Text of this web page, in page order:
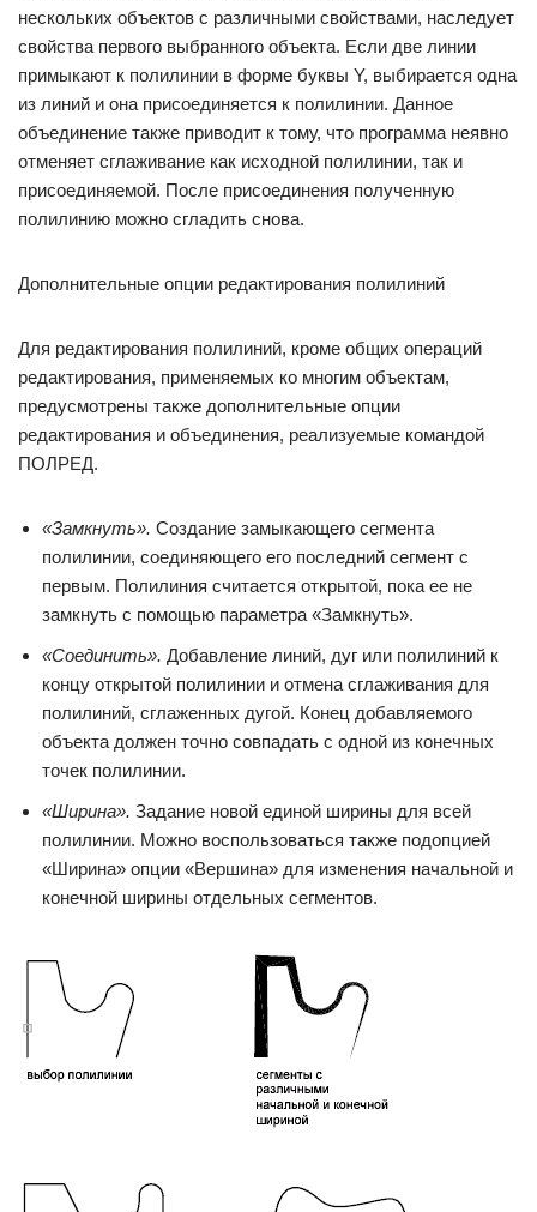
нескольких объектов с различными свойствами, наследует
свойства первого выбранного объекта. Если две линии
примыкают к полилинии в форме буквы Y, выбирается одна
из линий и она присоединяется к полилинии. Данное
объединение также приводит к тому, что программа неявно
отменяет сглаживание как исходной полилинии, так и
присоединяемой. После присоединения полученную
полилинию можно сгладить снова.
Дополнительные опции редактирования полилиний
Для редактирования полилиний, кроме общих операций
редактирования, применяемых ко многим объектам,
предусмотрены также дополнительные опции
редактирования и объединения, реализуемые командой
ПОЛРЕД.
«Замкнуть». Создание замыкающего сегмента
полилинии, соединяющего его последний сегмент с
первым. Полилиния считается открытой, пока ее не
замкнуть с помощью параметра «Замкнуть».
«Соединить». Добавление линий, дуг или полилиний к
концу открытой полилинии и отмена сглаживания для
полилиний, сглаженных дугой. Конец добавляемого
объекта должен точно совпадать с одной из конечных
точек полилинии.
«Ширина». Задание новой единой ширины для всей
полилинии. Можно воспользоваться также подопцией
«Ширина» опции «Вершина» для изменения начальной и
конечной ширины отдельных сегментов.